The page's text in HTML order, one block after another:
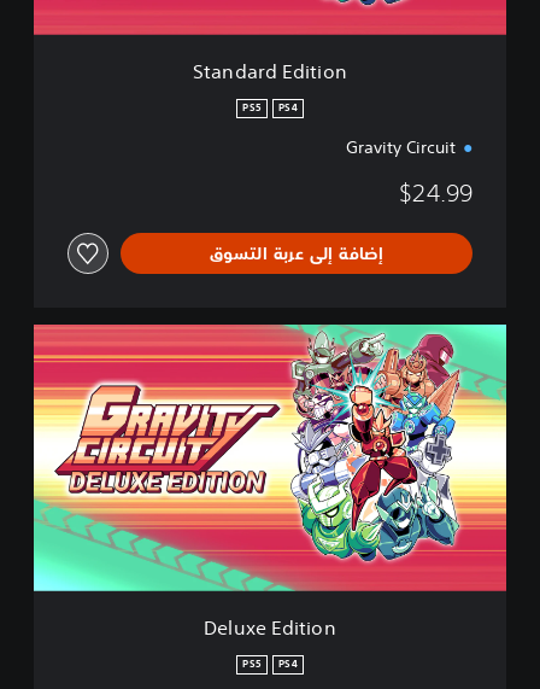
t
Standard Edition
PS4
PS5
Gravity Circuit
$24.99
إضافة إلى عربة التسوق
D
l
u
x
E
d
i
o
Deluxe Edition
PS4
PS5